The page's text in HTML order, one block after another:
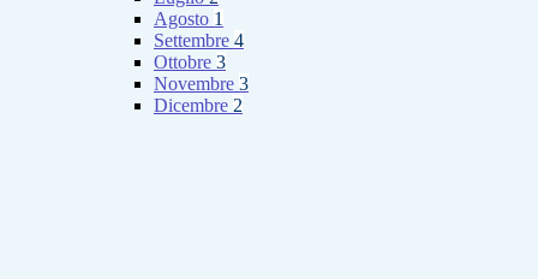
Agosto 1
Settembre 4
Ottobre 3
Novembre 3
Dicembre 2